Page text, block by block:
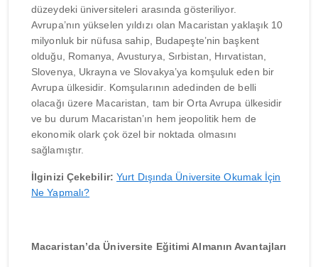
düzeydeki üniversiteleri arasında gösteriliyor.
Avrupa’nın yükselen yıldızı olan Macaristan yaklaşık 10
milyonluk bir nüfusa sahip, Budapeşte’nin başkent
olduğu, Romanya, Avusturya, Sırbistan, Hırvatistan,
Slovenya, Ukrayna ve Slovakya’ya komşuluk eden bir
Avrupa ülkesidir. Komşularının adedinden de belli
olacağı üzere Macaristan, tam bir Orta Avrupa ülkesidir
ve bu durum Macaristan’ın hem jeopolitik hem de
ekonomik olark çok özel bir noktada olmasını
sağlamıştır.
İlginizi Çekebilir: Yurt Dışında Üniversite Okumak İçin
Ne Yapmalı?
Macaristan’da Üniversite Eğitimi Almanın Avantajları